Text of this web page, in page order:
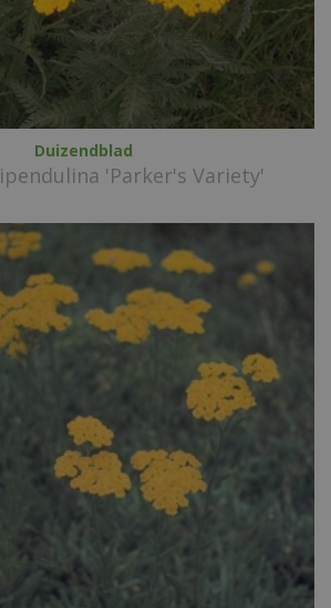
Duizendblad
'Parker's Variety'